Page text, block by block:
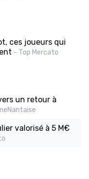
ces joueurs qui
- Top Mercato
un retour à
valorisé à 5 M€